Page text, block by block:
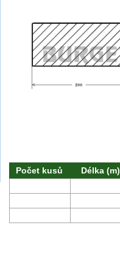
Počet kusů Délka (m)